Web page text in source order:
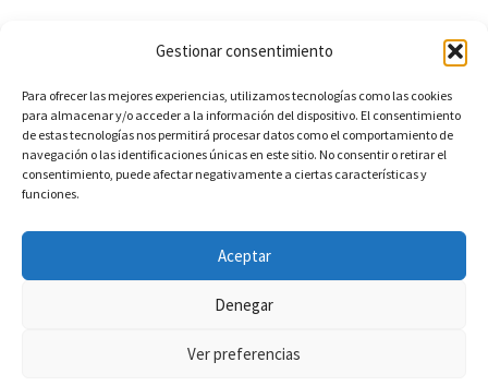
Gestionar consentimiento
Para ofrecer las mejores experiencias, utilizamos tecnologías como las cookies
para almacenar y/o acceder a la información del dispositivo. El consentimiento
de estas tecnologías nos permitirá procesar datos como el comportamiento de
navegación o las identificaciones únicas en este sitio. No consentir o retirar el
consentimiento, puede afectar negativamente a ciertas características y
funciones.
Aceptar
Denegar
Ver preferencias
Aviso Legal
Política de Privacidad
Política de Cookies
Accesibilidad